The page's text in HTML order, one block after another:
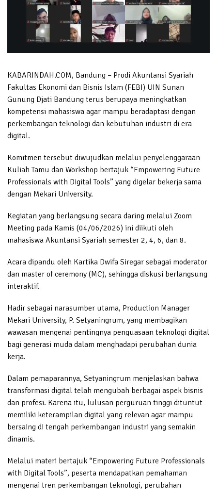
KABARINDAH.COM, Bandung – Prodi Akuntansi Syariah
Fakultas Ekonomi dan Bisnis Islam (FEBI) UIN Sunan
Gunung Djati Bandung terus berupaya meningkatkan
kompetensi mahasiswa agar mampu beradaptasi dengan
perkembangan teknologi dan kebutuhan industri di era
digital.
Komitmen tersebut diwujudkan melalui penyelenggaraan
Kuliah Tamu dan Workshop bertajuk “Empowering Future
Professionals with Digital Tools” yang digelar bekerja sama
dengan Mekari University.
Kegiatan yang berlangsung secara daring melalui Zoom
Meeting pada Kamis (04/06/2026) ini diikuti oleh
mahasiswa Akuntansi Syariah semester 2, 4, 6, dan 8.
Acara dipandu oleh Kartika Dwifa Siregar sebagai moderator
dan master of ceremony (MC), sehingga diskusi berlangsung
interaktif.
Hadir sebagai narasumber utama, Production Manager
Mekari University, P. Setyaningrum, yang membagikan
wawasan mengenai pentingnya penguasaan teknologi digital
bagi generasi muda dalam menghadapi perubahan dunia
kerja.
Dalam pemaparannya, Setyaningrum menjelaskan bahwa
transformasi digital telah mengubah berbagai aspek bisnis
dan profesi. Karena itu, lulusan perguruan tinggi dituntut
memiliki keterampilan digital yang relevan agar mampu
bersaing di tengah perkembangan industri yang semakin
dinamis.
Melalui materi bertajuk “Empowering Future Professionals
with Digital Tools”, peserta mendapatkan pemahaman
mengenai tren perkembangan teknologi, perubahan